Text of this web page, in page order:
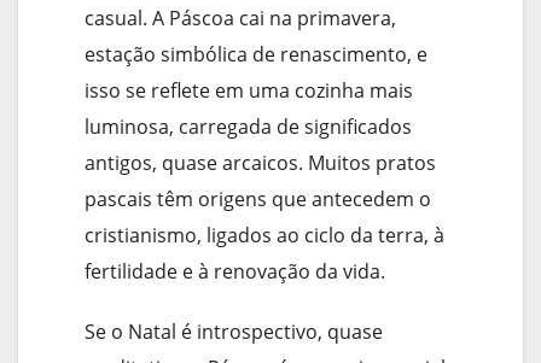
casual. A Páscoa cai na primavera,
estação simbólica de renascimento, e
isso se reflete em uma cozinha mais
luminosa, carregada de significados
antigos, quase arcaicos. Muitos pratos
pascais têm origens que antecedem o
cristianismo, ligados ao ciclo da terra, à
fertilidade e à renovação da vida.
Se o Natal é introspectivo, quase